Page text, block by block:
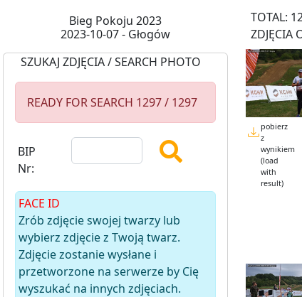
Bieg Pokoju 2023
2023-10-07 - Głogów
SZUKAJ ZDJĘCIA / SEARCH PHOTO
READY FOR SEARCH 1297 / 1297
BIP
Nr:
FACE ID
Zrób zdjęcie swojej twarzy lub
wybierz zdjęcie z Twoją twarz.
Zdjęcie zostanie wysłane i
przetworzone na serwerze by Cię
wyszukać na innych zdjęciach.
TOTAL:
ZDJĘCIA
pobierz
z
wynikiem
(load
with
result)